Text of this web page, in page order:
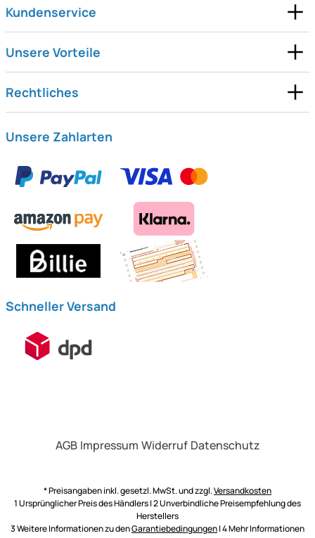
Kundenservice
Unsere Vorteile
Rechtliches
Unsere Zahlarten
Schneller Versand
AGB Impressum Widerruf Datenschutz
* Preisangaben inkl. gesetzl. MwSt. und zzgl.Versandkosten
1 Ursprünglicher Preis des Händlers | 2 Unverbindliche Preisempfehlung des
Herstellers
3 Weitere Informationen zu denGarantiebedingungen| 4 Mehr Informationen